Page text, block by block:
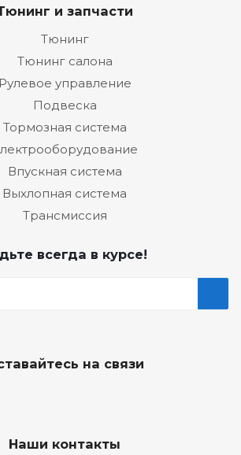
и запчасти
Тюнинг
Тюнинг салона
Рулевое управление
Подвеска
Тормозная система
Впускная система
Выхлопная система
Трансмиссия
всегда в курсе!
на связи
Наши контакты